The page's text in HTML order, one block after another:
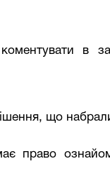
в
що
право